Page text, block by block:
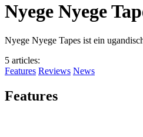
Nyege Nyege
Nyege Nyege Tapes ist ein
5 articles:
Features Reviews News
Features